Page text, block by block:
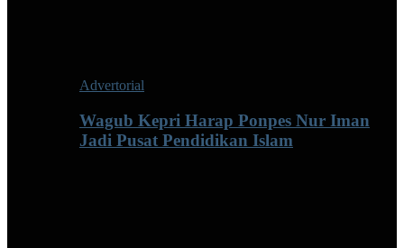
Advertorial
Wagub Kepri Harap Ponpes Nur Iman
Jadi Pusat Pendidikan Islam